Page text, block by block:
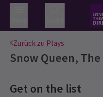
Zurück zu Plays
Snow Queen, The
Get on the list